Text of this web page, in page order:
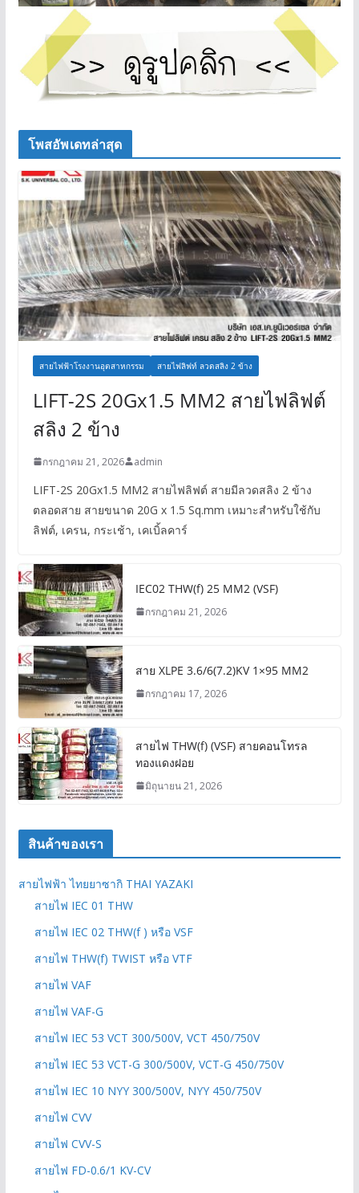
โพสอัพเดทล่าสุด
สายไฟฟ้าโรงงานอุตสาหกรรม สายไฟลิฟท์ ลวดสลิง 2 ข้าง
LIFT-2S 20Gx1.5 MM2 สายไฟลิฟต์
สลิง 2 ข้าง
กรกฎาคม 21, 2026 admin
LIFT-2S 20Gx1.5 MM2 สายไฟลิฟต์ สายมีลวดสลิง 2 ข้าง
ตลอดสาย สายขนาด 20G x 1.5 Sq.mm เหมาะสำหรับใช้กับ
ลิฟต์, เครน, กระเช้า, เคเบิ้ลคาร์
IEC02 THW(f) 25 MM2 (VSF)
กรกฎาคม 21, 2026
สาย XLPE 3.6/6(7.2)KV 1×95 MM2
กรกฎาคม 17, 2026
สายไฟ THW(f) (VSF) สายคอนโทรล
ทองแดงฝอย
มิถุนายน 21, 2026
สินค้าของเรา
สายไฟฟ้า ไทยยาซากิ THAI YAZAKI
สายไฟ IEC 01 THW
สายไฟ IEC 02 THW(f ) หรือ VSF
สายไฟ THW(f) TWIST หรือ VTF
สายไฟ VAF
สายไฟ VAF-G
สายไฟ IEC 53 VCT 300/500V, VCT 450/750V
สายไฟ IEC 53 VCT-G 300/500V, VCT-G 450/750V
สายไฟ IEC 10 NYY 300/500V, NYY 450/750V
สายไฟ CVV
สายไฟ CVV-S
สายไฟ FD-0.6/1 KV-CV